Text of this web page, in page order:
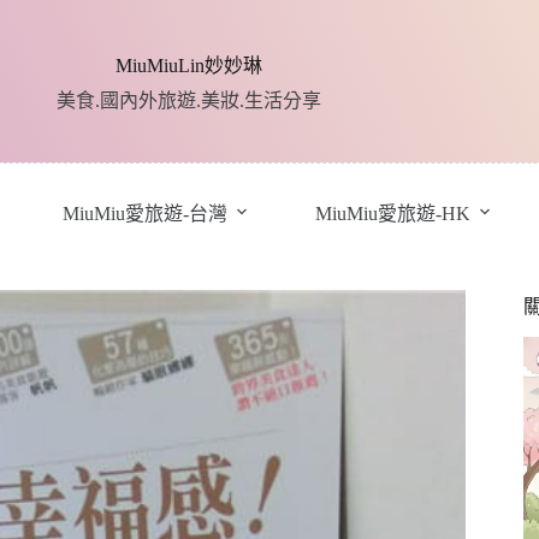
MiuMiuLin妙妙琳
美食.國內外旅遊.美妝.生活分享
MiuMiu愛旅遊-台灣 MiuMiu愛旅遊-HK